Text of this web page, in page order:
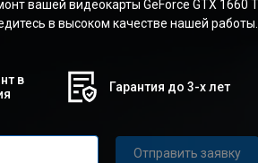
вашей видеокарты GeForce GTX 1660
в высоком качестве нашей работы.
в
Гарантия до 3-х лет
Отправить заявку